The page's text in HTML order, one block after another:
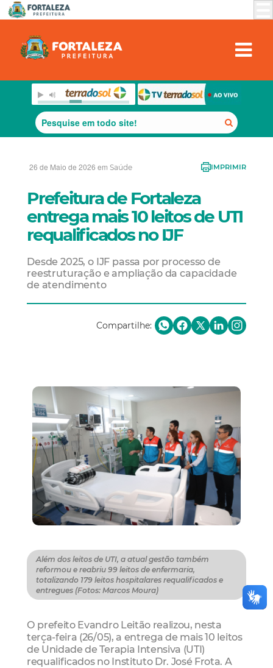
26 de Maio de 2026 em Saúde IMPRIMIR
Prefeitura de Fortaleza
entrega mais 10 leitos de UTI
requalificados no IJF
Desde 2025, o IJF passa por processo de
reestruturação e ampliação da capacidade
de atendimento
Compartilhe:
Além dos leitos de UTI, a atual gestão também
reformou e reabriu 99 leitos de enfermaria,
totalizando 179 leitos hospitalares requalificados e
entregues (Fotos: Marcos Moura)
O prefeito Evandro Leitão realizou, nesta
terça-feira (26/05), a entrega de mais 10 leitos
de Unidade de Terapia Intensiva (UTI)
requalificados no Instituto Dr. José Frota. A